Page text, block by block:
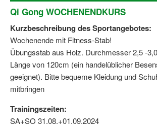
Qi Gong WOCHENENDKURS
Kurzbeschreibung des Sportangebotes:
Wochenende mit Fitness-Stab!
Übungsstab aus Holz. Durchmesser 2,5 -
Länge von 120cm (ein handelüblicher
geeignet). Bitte bequeme Kleidung und
mitbringen
Trainingszeiten:
SA+SO 31.08.+01.09.2024